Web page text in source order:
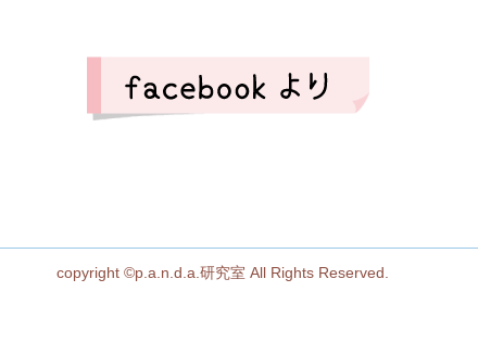
copyright ©p.a.n.d.a.研究室 All Rights Reserved.